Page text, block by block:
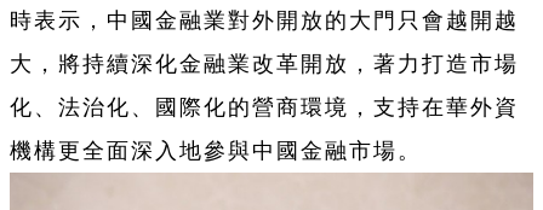
時表示，中國金融業對外開放的大門只會越開越
大，將持續深化金融業改革開放，著力打造市場
化、法治化、國際化的營商環境，支持在華外資
機構更全面深入地參與中國金融市場。